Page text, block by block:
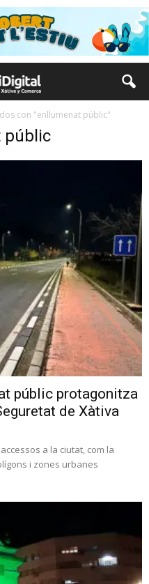
con "enllumenat públic"
públic
públic protagonitza
de Xàtiva
a la ciutat, com la
i zones urbanes